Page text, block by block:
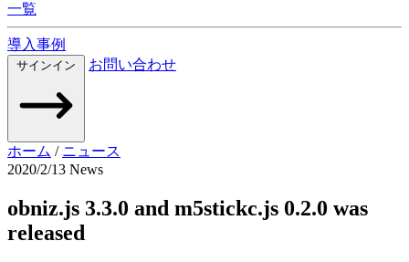
一覧
導入事例
お問い合わせ
ホーム / ニュース
2020/2/13 News
obniz.js 3.3.0 and m5stickc.js 0.2.0 was
released